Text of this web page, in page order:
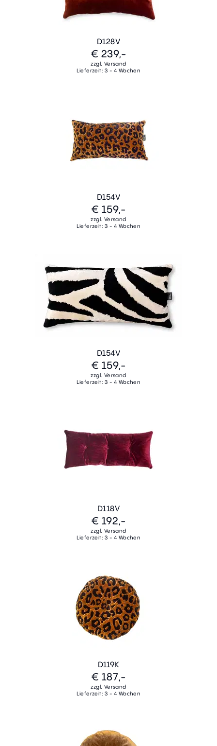
D128V
€ 239,-
zzgl. Versand
Lieferzeit: 3 - 4 Wochen
D154V
€ 159,-
zzgl. Versand
Lieferzeit: 3 - 4 Wochen
D154V
€ 159,-
zzgl. Versand
Lieferzeit: 3 - 4 Wochen
D118V
€ 192,-
zzgl. Versand
Lieferzeit: 3 - 4 Wochen
D119K
€ 187,-
zzgl. Versand
Lieferzeit: 3 - 4 Wochen